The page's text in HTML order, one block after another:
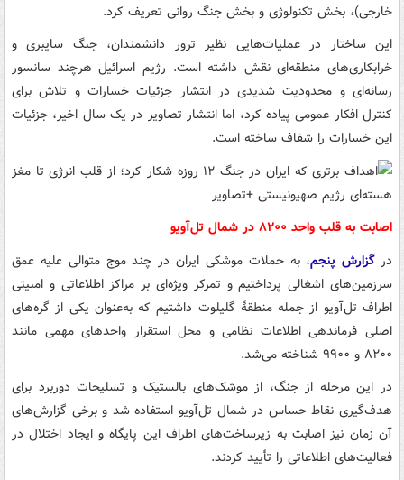
خارجی)، بخش تکنولوژی و بخش جنگ روانی تعریف کرد.
این ساختار در عملیات‌هایی نظیر ترور دانشمندان، جنگ سایبری و
خرابکاری‌های منطقه‌ای نقش داشته است. رژیم اسرائیل هرچند سانسور
رسانه‌ای و محدودیت شدیدی در انتشار جزئیات خسارات و تلاش برای
کنترل افکار عمومی پیاده کرد، اما انتشار تصاویر در یک سال اخیر، جزئیات
این خسارات را شفاف ساخته است.
اصابت به قلب واحد ۸۲۰۰ در شمال تل‌آویو
درگزارش پنجم، به حملات موشکی ایران در چند موج متوالی علیه عمق
سرزمین‌های اشغالی پرداختیم و تمرکز ویژه‌ای بر مراکز اطلاعاتی و امنیتی
اطراف تل‌آویو از جمله منطقهٔ گلیلوت داشتیم که به‌عنوان یکی از گره‌های
اصلی فرماندهی اطلاعات نظامی و محل استقرار واحدهای مهمی مانند
۸۲۰۰ و ۹۹۰۰ شناخته می‌شد.
در این مرحله از جنگ، از موشک‌های بالستیک و تسلیحات دوربرد برای
هدف‌گیری نقاط حساس در شمال تل‌آویو استفاده شد و برخی گزارش‌های
آن زمان نیز اصابت به زیرساخت‌های اطراف این پایگاه و ایجاد اختلال در
فعالیت‌های اطلاعاتی را تأیید کردند.